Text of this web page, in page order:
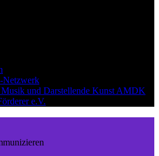
Netzwerk
und Darstellende Kunst AMDK
e.V.